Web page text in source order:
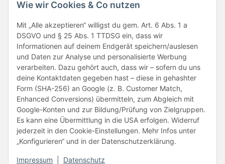
Wie wir Cookies & Co nutzen
Mit „Alle akzeptieren“ willigst du gem. Art. 6 Abs. 1 a
DSGVO und § 25 Abs. 1 TTDSG ein, dass wir
Informationen auf deinem Endgerät speichern/auslesen
und Daten zur Analyse und personalisierte Werbung
verarbeiten. Dazu gehört auch, dass wir – sofern du uns
deine Kontaktdaten gegeben hast – diese in gehashter
Form (SHA-256) an Google (z. B. Customer Match,
Enhanced Conversions) übermitteln, zum Abgleich mit
Google-Konten und zur Bildung/Prüfung von Zielgruppen.
Es kann eine Übermittlung in die USA erfolgen. Widerruf
jederzeit in den Cookie-Einstellungen. Mehr Infos unter
„Konfigurieren“ und in der Datenschutzerklärung.
Impressum Datenschutz
Folge uns
Unsere Partner